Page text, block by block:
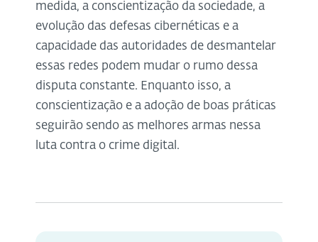
medida, a conscientização da sociedade, a
evolução das defesas cibernéticas e a
capacidade das autoridades de desmantelar
essas redes podem mudar o rumo dessa
disputa constante. Enquanto isso, a
conscientização e a adoção de boas práticas
seguirão sendo as melhores armas nessa
luta contra o crime digital.